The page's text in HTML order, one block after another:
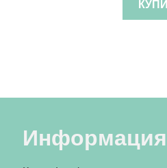
КУПИ
Информация